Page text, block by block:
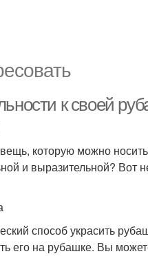
к своей
которую можно
и выразительной? Вот
способ украсить
его на рубашке. Вы